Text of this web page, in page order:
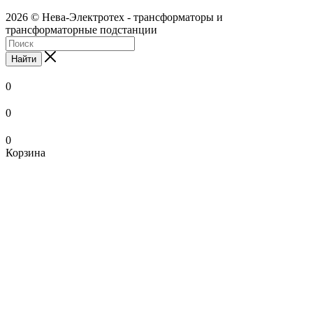
2026 © Нева-Электротех - трансформаторы и
трансформаторные подстанции
Найти
0
0
0
Корзина